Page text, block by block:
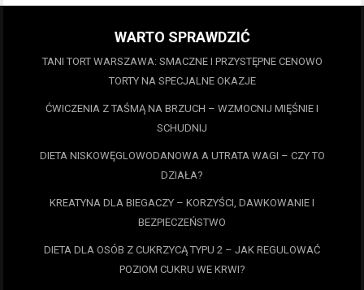
WARTO SPRAWDZIĆ
TANI TORT WARSZAWA: SMACZNE I PRZYSTĘPNE CENOWO
TORTY NA SPECJALNE OKAZJE
ĆWICZENIA Z TAŚMĄ NA BRZUCH – WZMOCNIJ MIĘŚNIE I
SCHUDNIJ
DIETA NISKOWĘGLOWODANOWA A UTRATA WAGI – CZY TO
DZIAŁA?
KREATYNA DLA BIEGACZY – KORZYŚCI, DAWKOWANIE I
BEZPIECZEŃSTWO
DIETA DLA OSÓB Z CUKRZYCĄ TYPU 2 – JAK REGULOWAĆ
POZIOM CUKRU WE KRWI?